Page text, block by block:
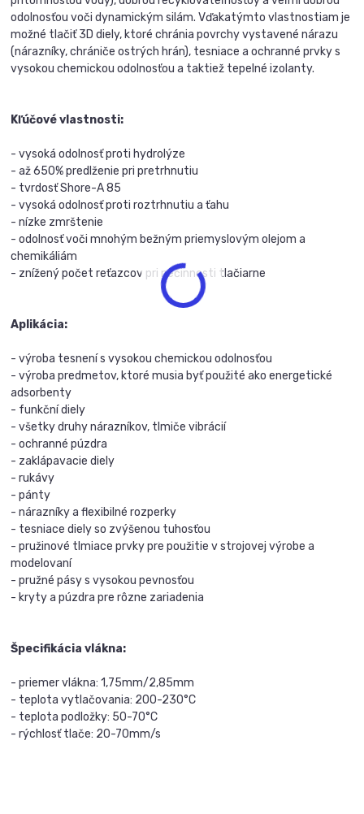
odolnosťou voči dynamickým silám. Vďakatýmto vlastnostiam je
možné tlačiť 3D diely, ktoré chránia povrchy vystavené nárazu
(nárazníky, chrániče ostrých hrán), tesniace a ochranné prvky s
vysokou chemickou odolnosťou a taktiež tepelné izolanty.
Kľúčové vlastnosti:
- vysoká odolnosť proti hydrolýze
- až 650% predlženie pri pretrhnutiu
- tvrdosť Shore-A 85
- vysoká odolnosť proti roztrhnutiu a ťahu
- nízke zmrštenie
- odolnosť voči mnohým bežným priemyslovým olejom a
chemikáliám
- znížený počet reťazcov pri nečinnosti tlačiarne
Aplikácia:
- výroba tesnení s vysokou chemickou odolnosťou
- výroba predmetov, ktoré musia byť použité ako energetické
adsorbenty
- funkční diely
- všetky druhy nárazníkov, tlmiče vibrácií
- ochranné púzdra
- zaklápavacie diely
- rukávy
- pánty
- nárazníky a flexibilné rozperky
- tesniace diely so zvýšenou tuhosťou
- pružinové tlmiace prvky pre použitie v strojovej výrobe a
modelovaní
- pružné pásy s vysokou pevnosťou
- kryty a púzdra pre rôzne zariadenia
Špecifikácia vlákna:
- priemer vlákna: 1,75mm/2,85mm
- teplota vytlačovania: 200-230°C
- teplota podložky: 50-70°C
- rýchlosť tlače: 20-70mm/s